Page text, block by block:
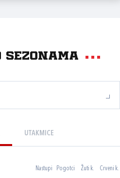
UTAKMICE
Nastupi Pogotci Žuti k. Crveni k.